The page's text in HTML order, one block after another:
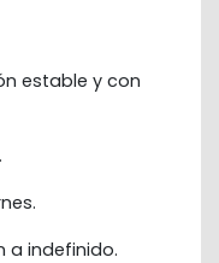
estable y con
a indefinido.